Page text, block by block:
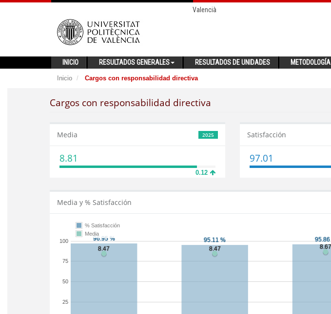
Valencià
INICIO RESULTADOS GENERALES RESULTADOS DE UNIDADES METODOLOGÍA
Inicio Cargos con responsabilidad directiva
Cargos con responsabilidad directiva
2025
Media
8.81
0.12
Satisfacción
97.01
Media y % Satisfacción
25
50
75
100
% Satisfacción
Media